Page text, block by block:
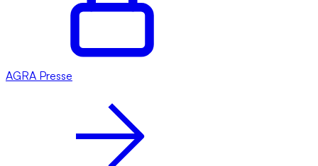
AGRA Presse